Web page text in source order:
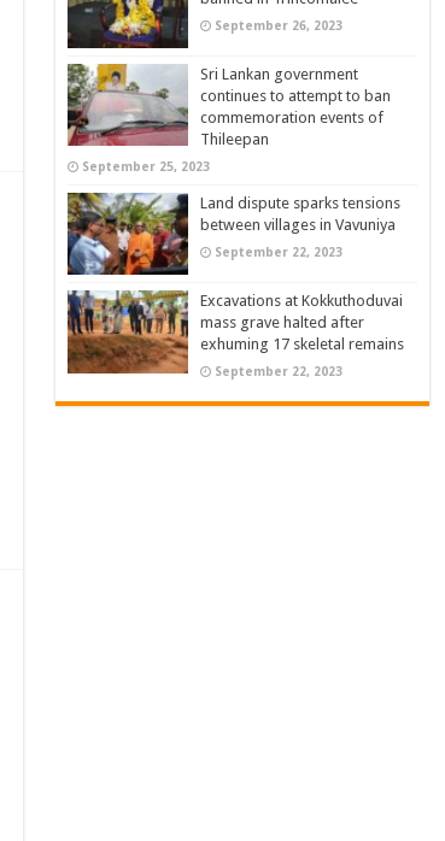
September 26, 2023
Sri Lankan government
continues to attempt to ban
commemoration events of
Thileepan
September 25, 2023
Land dispute sparks tensions
between villages in Vavuniya
September 22, 2023
Excavations at Kokkuthoduvai
mass grave halted after
exhuming 17 skeletal remains
September 22, 2023